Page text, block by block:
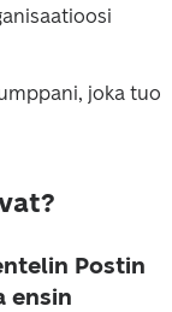
joka tuo
Postin
ensin